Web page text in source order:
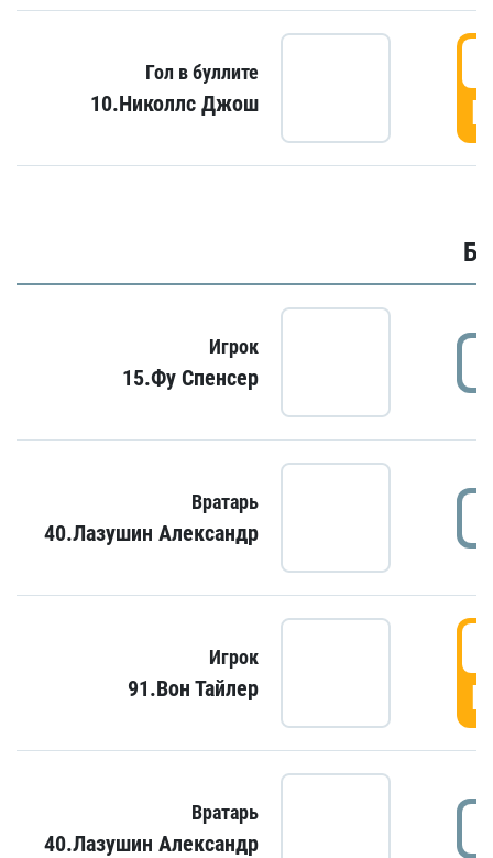
Гол в буллите
10.Николлс Джош
Игрок
15.Фу Спенсер
Вратарь
40.Лазушин Александр
Игрок
91.Вон Тайлер
Вратарь
40.Лазушин Александр